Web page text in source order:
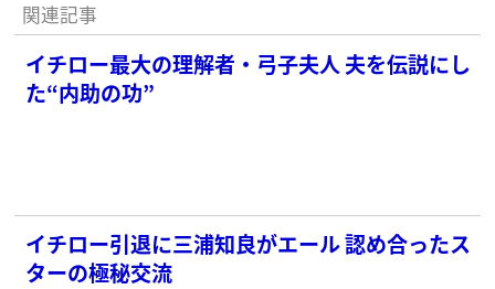
関連記事
イチロー最大の理解者・弓子夫人 夫を伝説にし
た“内助の功”
イチロー引退に三浦知良がエール 認め合ったス
ターの極秘交流